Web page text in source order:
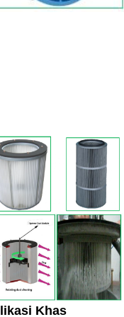
Khas